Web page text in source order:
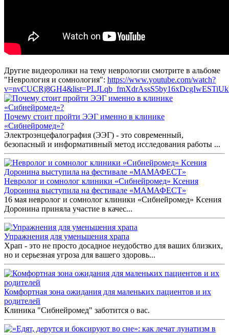
Другие видеоролики на тему неврологии смотрите в альбоме
"Неврология и сомнология": https://www.youtube.com/watch?
Почему стоит пройти ЭЭГ именно в клинике
«Сибнейромед»?
Электроэнцефалография (ЭЭГ) - это современный,
безопасный и информативный метод исследования работы ...
Невролог и сомнолог клиники «Сибнейромед» Ксения
Доронина выступила на фестивале «МАМАФЕСТ»
16 мая невролог и сомнолог клиники «Сибнейромед» Ксения
Доронина приняла участие в качес...
Упражнения для уменьшения храпа
Храп - это не просто досадное неудобство для ваших близких,
но и серьезная угроза для вашего здоровь...
Комфортная зона ожидания для маленьких пациентов и их
родителей
Клиника "Сибнейромед" заботится о вас.